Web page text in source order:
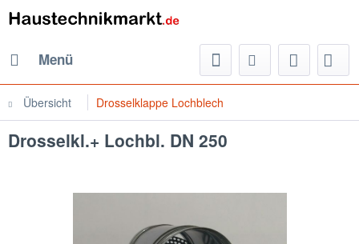
Menü
Übersicht Drosselklappe Lochblech
Drosselkl.+ Lochbl. DN 250